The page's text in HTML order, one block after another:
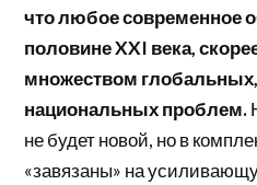
что любое современное
половине XXI века,
множеством
национальных проблем.
не будет новой, но в
«завязаны» на